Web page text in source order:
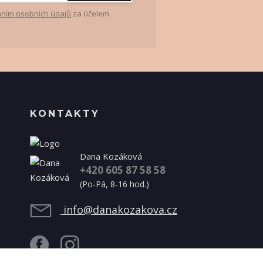
osobních údajů za účelem
KONTAKTY
Dana Kozáková
+420 605 87 58 58
(Po-Pá, 8-16 hod.)
info@danakozakova.cz